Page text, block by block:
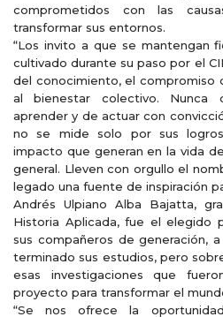
comprometidos con las
transformar sus entornos.
“Los invito a que se mantengan
cultivado durante su paso por el
del conocimiento, el compromiso
al bienestar colectivo. Nunca
aprender y de actuar con
no se mide solo por sus
impacto que generan en la vida
general. Lleven con orgullo el
legado una fuente de inspiración
Andrés Ulpiano Alba Bajatta,
Historia Aplicada, fue el elegido
sus compañeros de generación,
terminado sus estudios, pero
esas investigaciones que
proyecto para transformar el
“Se nos ofrece la